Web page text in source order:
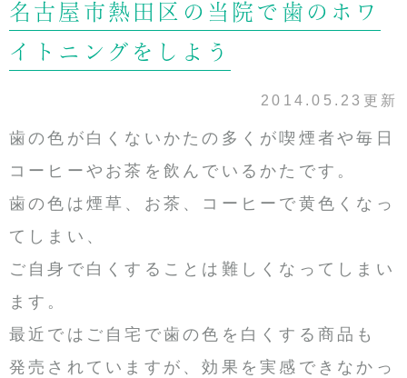
名古屋市熱田区の当院で歯のホワ
イトニングをしよう
2014.05.23更新
歯の色が白くないかたの多くが喫煙者や毎日
コーヒーやお茶を飲んでいるかたです。
歯の色は煙草、お茶、コーヒーで黄色くなっ
てしまい、
ご自身で白くすることは難しくなってしまい
ます。
最近ではご自宅で歯の色を白くする商品も
発売されていますが、効果を実感できなかっ